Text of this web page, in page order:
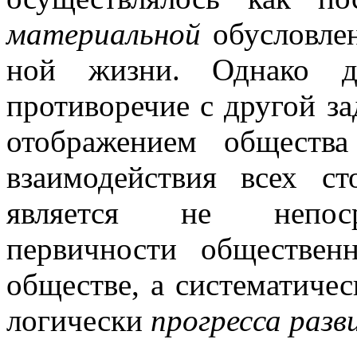
материальной
ной жизни. Однако
противоречие с дру­гой
отображением
взаимодействия всех
является не
первичности
обществе, а
логически прогресса